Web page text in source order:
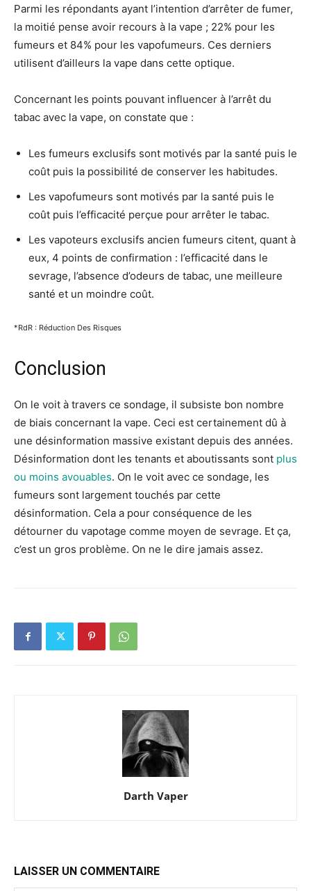
Parmi les répondants ayant l’intention d’arrêter de fumer,
la moitié pense avoir recours à la vape ; 22% pour les
fumeurs et 84% pour les vapofumeurs. Ces derniers
utilisent d’ailleurs la vape dans cette optique.
Concernant les points pouvant influencer à l’arrêt du
tabac avec la vape, on constate que :
Les fumeurs exclusifs sont motivés par la santé puis le
coût puis la possibilité de conserver les habitudes.
Les vapofumeurs sont motivés par la santé puis le
coût puis l’efficacité perçue pour arrêter le tabac.
Les vapoteurs exclusifs ancien fumeurs citent, quant à
eux, 4 points de confirmation : l’efficacité dans le
sevrage, l’absence d’odeurs de tabac, une meilleure
santé et un moindre coût.
*RdR : Réduction Des Risques
Conclusion
On le voit à travers ce sondage, il subsiste bon nombre
de biais concernant la vape. Ceci est certainement dû à
une désinformation massive existant depuis des années.
Désinformation dont les tenants et aboutissants sont plus
ou moins avouables. On le voit avec ce sondage, les
fumeurs sont largement touchés par cette
désinformation. Cela a pour conséquence de les
détourner du vapotage comme moyen de sevrage. Et ça,
c’est un gros problème. On ne le dire jamais assez.
Darth Vaper
LAISSER UN COMMENTAIRE